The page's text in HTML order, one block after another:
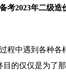
考2023年二级造
中遇到各种各
的仅仅是为了